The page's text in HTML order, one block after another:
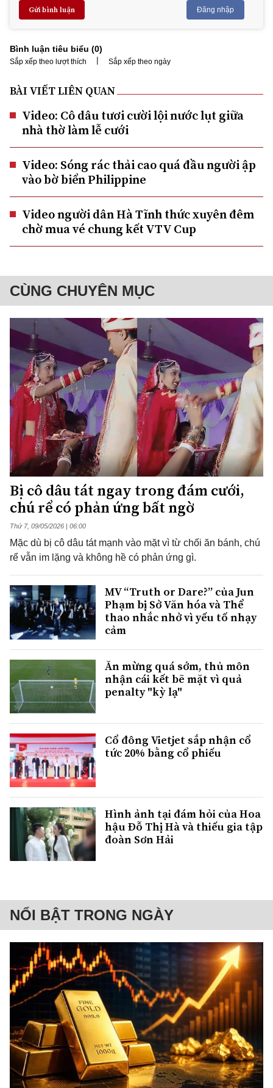
Gửi bình luận Đăng nhập
Bình luận tiêu biểu (0)
Sắp xếp theo lượt thích | Sắp xếp theo ngày
BÀI VIẾT LIÊN QUAN
Video: Cô dâu tươi cười lội nước lụt giữa
nhà thờ làm lễ cưới
Video: Sóng rác thải cao quá đầu người ập
vào bờ biển Philippine
Video người dân Hà Tĩnh thức xuyên đêm
chờ mua vé chung kết VTV Cup
CÙNG CHUYÊN MỤC
Bị cô dâu tát ngay trong đám cưới,
chú rể có phản ứng bất ngờ
Thứ 7, 09/05/2026 | 06:00
Mặc dù bị cô dâu tát mạnh vào mặt vì từ chối ăn bánh, chú
rể vẫn im lặng và không hề có phản ứng gì.
MV “Truth or Dare?” của Jun
Phạm bị Sở Văn hóa và Thể
thao nhắc nhở vì yếu tố nhạy
cảm
Ăn mừng quá sớm, thủ môn
nhận cái kết bẽ mặt vì quả
penalty "kỳ lạ"
Cổ đông Vietjet sắp nhận cổ
tức 20% bằng cổ phiếu
Hình ảnh tại đám hỏi của Hoa
hậu Đỗ Thị Hà và thiếu gia tập
đoàn Sơn Hải
NỔI BẬT TRONG NGÀY